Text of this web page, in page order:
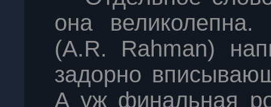
она
(A.R. Rahman)
задорно
А уж финальная